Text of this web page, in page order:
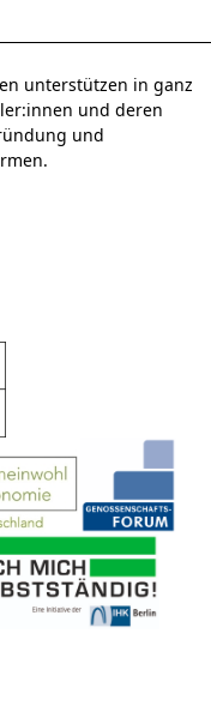
unterstützen in ganz
und deren
und